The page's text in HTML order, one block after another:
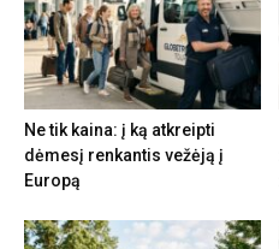
Ne tik kaina: į ką atkreipti
dėmesį renkantis vežėją į
Europą